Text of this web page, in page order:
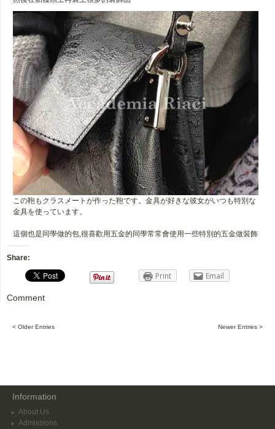
この鞄もクラスメートが作った鞄です。金具が好きな彼女がいつも特別な
金具を使っています。
這個也是同學做的包,很喜歡用五金的同學常常會使用一些特別的五金做裝飾
Share:
Print Email
Comment
< Older Entries Newer Entries >
Information
About Us
Admissions